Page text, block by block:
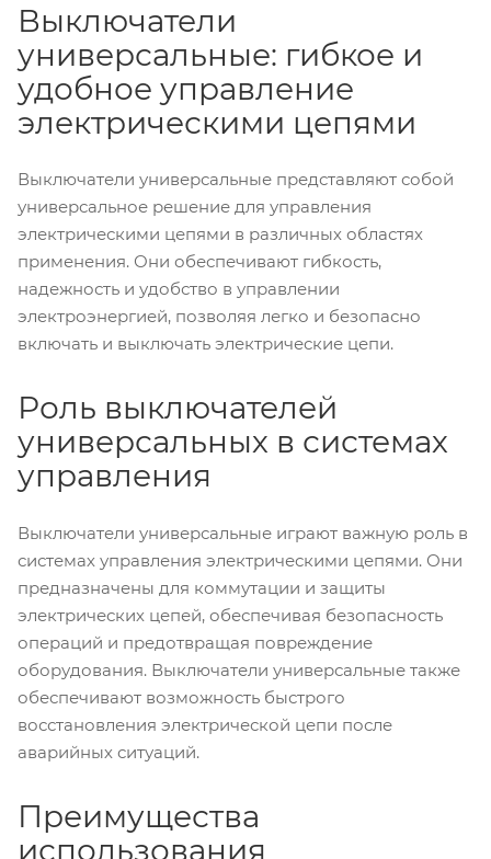
Выключатели
универсальные: гибкое и
удобное управление
электрическими цепями
Выключатели универсальные представляют собой
универсальное решение для управления
электрическими цепями в различных областях
применения. Они обеспечивают гибкость,
надежность и удобство в управлении
электроэнергией, позволяя легко и безопасно
включать и выключать электрические цепи.
Роль выключателей
универсальных в системах
управления
Выключатели универсальные играют важную роль в
системах управления электрическими цепями. Они
предназначены для коммутации и защиты
электрических цепей, обеспечивая безопасность
операций и предотвращая повреждение
оборудования. Выключатели универсальные также
обеспечивают возможность быстрого
восстановления электрической цепи после
аварийных ситуаций.
Преимущества
использования